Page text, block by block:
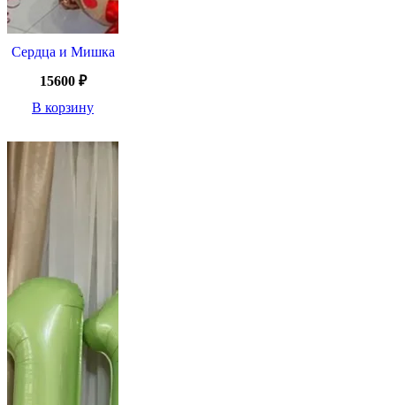
Сердца и Мишка
15600 ₽
В корзину